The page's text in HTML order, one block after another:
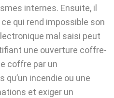
internes. Ensuite, il
qui rend impossible son
mal saisi peut
une ouverture coffre-
coffre par un
incendie ou une
et exiger un